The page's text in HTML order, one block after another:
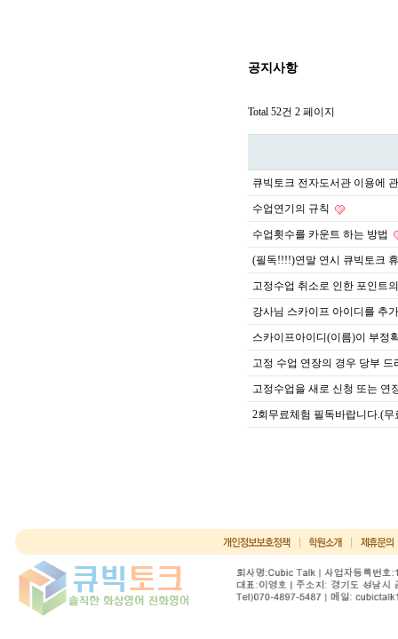
공지사항
Total 52건 2 페이지
큐빅토크 전자도서관 이용에
수업연기의 규칙
수업횟수를 카운트 하는 방법
(필독!!!!)연말 연시 큐빅토크
고정수업 취소로 인한 포인트
강사님 스카이프 아이디를 추
스카이프아이디(이름)이 부정
고정 수업 연장의 경우 당부
고정수업을 새로 신청 또는 연
2회무료체험 필독바랍니다.(